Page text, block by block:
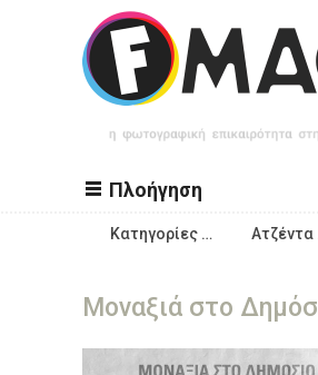
Παράκαμψη προς το κυρίως περιεχόμενο
Πλοήγηση
Κατηγορίες … Ατζέντα
Μοναξιά στο